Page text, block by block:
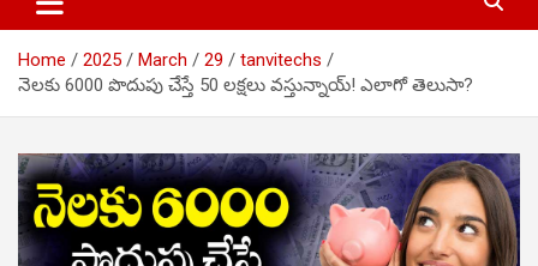
Home 2025 March 29
tanvitechs
నెలకు 6000 పొదుపు చేస్తే 50 లక్షలు వస్తున్నాయ్! ఎలాగో తెలుసా?